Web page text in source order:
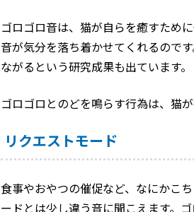
ゴロゴロ音は、猫が自らを癒すため
音が気分を落ち着かせてくれるので
ながるという研究成果も出ています。
ゴロゴロとのどを鳴らす行為は、猫
リクエストモード
食事やおやつの催促など、なにかこ
ードとは少し違う音に聞こえます。